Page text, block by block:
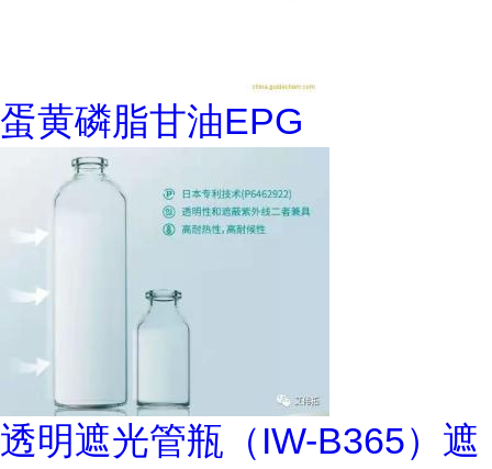
蛋黄磷脂甘油EPG
透明遮光管瓶（IW-B365）遮